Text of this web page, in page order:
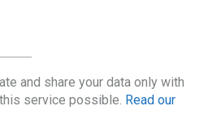
and share your data only with
service possible. Read our